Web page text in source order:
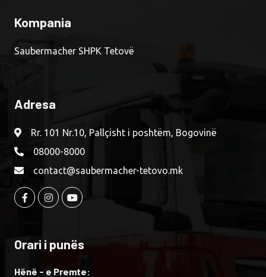
Kompania
Saubermacher SHPK Tetovë
Adresa
Rr. 101 Nr.10, Pallçisht i poshtëm, Bogovinë
08000-8000
contact@saubermacher-tetovo.mk
Orari i punës
Hënë - e Premte: